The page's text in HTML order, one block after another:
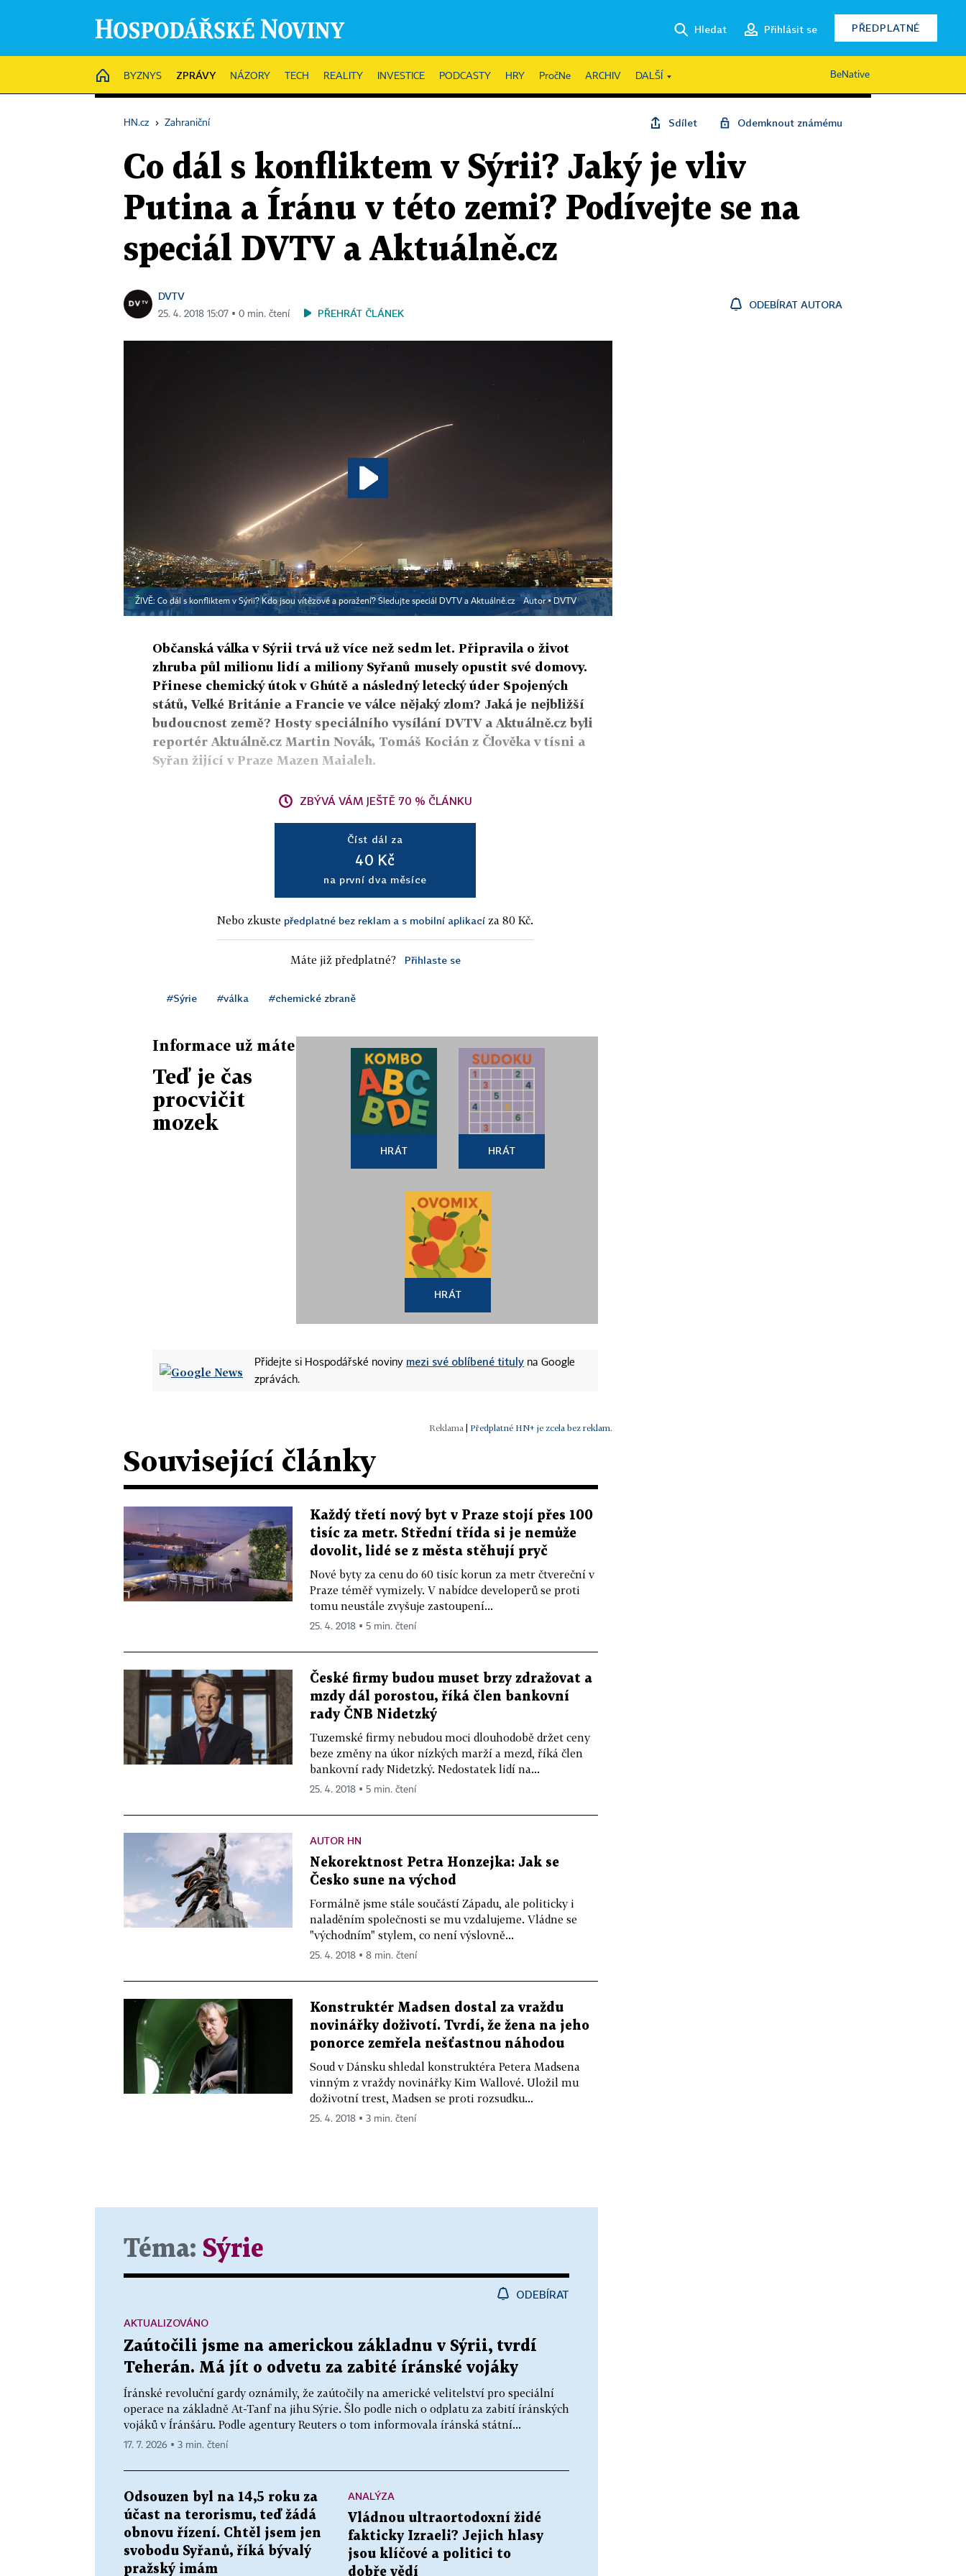
Hledat Přihlásit se PŘEDPLATNÉ
HOME
BYZNYS ZPRÁVY NÁZORY TECH REALITY INVESTICE PODCASTY HRY PročNe ARCHIV DALŠÍ BeNative
HN.cz › Zahraniční Sdílet Odemknout známému
Co dál s konfliktem v Sýrii? Jaký je vliv
Putina a Íránu v této zemi? Podívejte se na
speciál DVTV a Aktuálně.cz
DVTV
25. 4. 2018 15:07 ▪ 0 min. čtení PŘEHRÁT ČLÁNEK
ODEBÍRAT AUTORA
ŽIVĚ: Co dál s konfliktem v Sýrii? Kdo jsou vítězové a poražení? Sledujte speciál DVTV a Aktuálně.cz Autor ▪ DVTV
Občanská válka v Sýrii trvá už více než sedm let. Připravila o život
zhruba půl milionu lidí a miliony Syřanů musely opustit své domovy.
Přinese chemický útok v Ghútě a následný letecký úder Spojených
států, Velké Británie a Francie ve válce nějaký zlom? Jaká je nejbližší
budoucnost země? Hosty speciálního vysílání DVTV a Aktuálně.cz byli
reportér Aktuálně.cz Martin Novák, Tomáš Kocián z Člověka v tísni a
Syřan žijící v Praze Mazen Maialeh.
ZBÝVÁ VÁM JEŠTĚ 70 % ČLÁNKU
Číst dál za
40 Kč
na první dva měsíce
Nebo zkuste předplatné bez reklam a s mobilní aplikací za 80 Kč.
Máte již předplatné? Přihlaste se
#Sýrie #válka #chemické zbraně
Informace už máte
Teď je čas
procvičit
mozek
HRÁT HRÁT
HRÁT
Přidejte si Hospodářské noviny mezi své oblíbené tituly na Google
zprávách.
| Předplatné HN+ je zcela bez reklam.
Související články
Každý třetí nový byt v Praze stojí přes 100
tisíc za metr. Střední třída si je nemůže
dovolit, lidé se z města stěhují pryč
Nové byty za cenu do 60 tisíc korun za metr čtvereční v
Praze téměř vymizely. V nabídce developerů se proti
tomu neustále zvyšuje zastoupení...
25. 4. 2018 ▪ 5 min. čtení
České firmy budou muset brzy zdražovat a
mzdy dál porostou, říká člen bankovní
rady ČNB Nidetzký
Tuzemské firmy nebudou moci dlouhodobě držet ceny
beze změny na úkor nízkých marží a mezd, říká člen
bankovní rady Nidetzký. Nedostatek lidí na...
25. 4. 2018 ▪ 5 min. čtení
AUTOR HN
Nekorektnost Petra Honzejka: Jak se
Česko sune na východ
Formálně jsme stále součástí Západu, ale politicky i
naladěním společnosti se mu vzdalujeme. Vládne se
"východním" stylem, co není výslovně...
25. 4. 2018 ▪ 8 min. čtení
Konstruktér Madsen dostal za vraždu
novinářky doživotí. Tvrdí, že žena na jeho
ponorce zemřela nešťastnou náhodou
Soud v Dánsku shledal konstruktéra Petera Madsena
vinným z vraždy novinářky Kim Wallové. Uložil mu
doživotní trest, Madsen se proti rozsudku...
25. 4. 2018 ▪ 3 min. čtení
Téma: Sýrie
ODEBÍRAT
Zaútočili jsme na americkou základnu v Sýrii, tvrdí
Teherán. Má jít o odvetu za zabité íránské vojáky
Íránské revoluční gardy oznámily, že zaútočily na americké velitelství pro speciální
operace na základně At-Tanf na jihu Sýrie. Šlo podle nich o odplatu za zabití íránských
vojáků v Íránšáru. Podle agentury Reuters o tom informovala íránská státní...
AKTUALIZOVÁNO
17. 7. 2026 ▪ 3 min. čtení
Odsouzen byl na 14,5 roku za
účast na terorismu, teď žádá
obnovu řízení. Chtěl jsem jen
svobodu Syřanů, říká bývalý
pražský imám
ANALÝZA
Vládnou ultraortodoxní židé
fakticky Izraeli? Jejich hlasy
jsou klíčové a politici to
dobře vědí